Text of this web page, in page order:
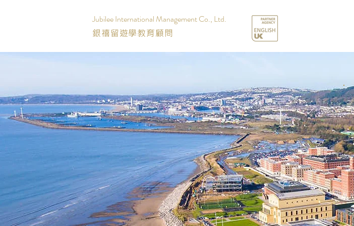
Jubilee International Management Co., Ltd.
銀禧留遊學教育顧問